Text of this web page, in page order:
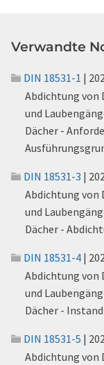
Verwandte
DIN 18531-1 |
Abdichtung von
und
Dächer -
DIN 18531-3 |
Abdichtung von
und
Dächer -
DIN 18531-4 |
Abdichtung von
und
Dächer -
DIN 18531-5 |
Abdichtung von